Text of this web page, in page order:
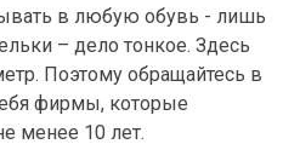
в любую обувь - лишь
– дело тонкое. Здесь
Поэтому обращайтесь в
фирмы, которые
менее 10 лет.